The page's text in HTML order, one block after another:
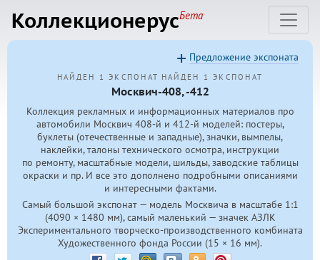
КоллекционерусБета
НАЙДЕН 1 ЭКСПОНАТ НАЙДЕН 1 ЭКСПОНАТ
Москвич-408, -412
Коллекция рекламных и информационных материалов про
автомобили Москвич 408-й и 412-й моделей: постеры,
буклеты (отечественные и западные), значки, вымпелы,
наклейки, талоны технического осмотра, инструкции
по ремонту, масштабные модели, шильды, заводские таблицы
окраски и пр. И все это дополнено подробными описаниями
и интересными фактами.
Самый большой экспонат — модель Москвича в масштабе 1:1
(4090 × 1480 мм), самый маленький — значек АЗЛК
Экспериментального творческо-производственного комбината
Художественного фонда России (15 × 16 мм).
Предложение экспоната